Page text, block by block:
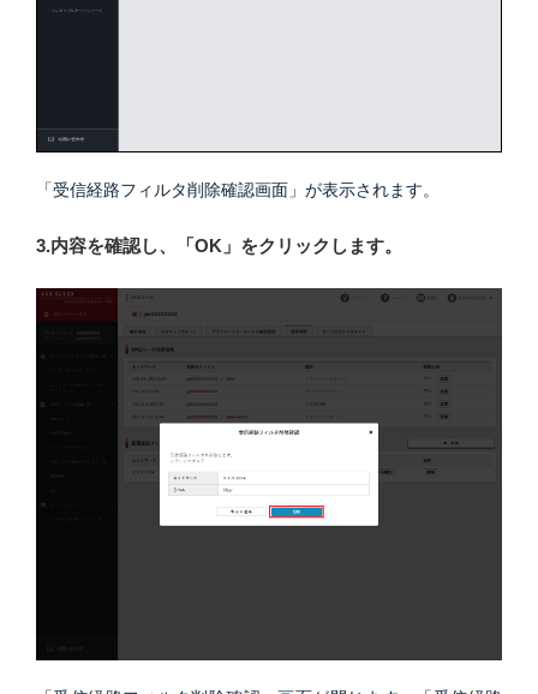
「受信経路フィルタ削除確認画面」が表示されます。
3.内容を確認し、「OK」をクリックします。